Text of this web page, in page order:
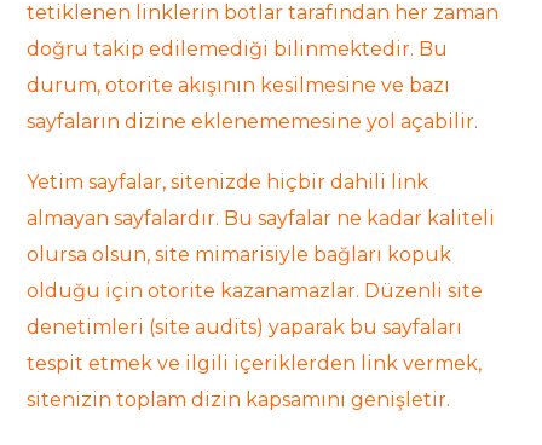
tetiklenen linklerin botlar tarafından her zaman
doğru takip edilemediği bilinmektedir. Bu
durum, otorite akışının kesilmesine ve bazı
sayfaların dizine eklenememesine yol açabilir.
Yetim sayfalar, sitenizde hiçbir dahili link
almayan sayfalardır. Bu sayfalar ne kadar kaliteli
olursa olsun, site mimarisiyle bağları kopuk
olduğu için otorite kazanamazlar. Düzenli site
denetimleri (site audits) yaparak bu sayfaları
tespit etmek ve ilgili içeriklerden link vermek,
sitenizin toplam dizin kapsamını genişletir.